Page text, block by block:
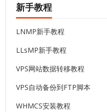
新手教程
LNMP新手教程
LLsMP新手教程
VPS网站数据转移教程
VPS自动备份到FTP脚本
WHMCS安装教程